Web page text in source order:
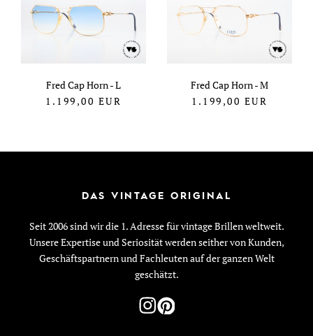
Fred Cap Horn - L
1.199,00 EUR
Fred Cap Horn - M
1.199,00 EUR
DAS VINTAGE ORIGINAL
Seit 2006 sind wir die 1. Adresse für vintage Brillen weltweit.
Unsere Expertise und Seriosität werden seither von Kunden,
Geschäftspartnern und Fachleuten auf der ganzen Welt
geschätzt.